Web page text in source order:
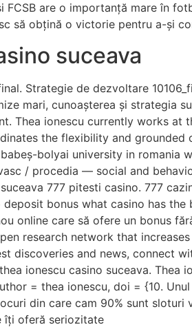
FCSB are o importanță mare în
să obțină o victorie pentru a-și
suceava
Strategie de dezvoltare
mari, cunoașterea și strategia
Thea ionescu currently works
the flexibility and
bolyai university in
/ procedia — social and
777 pitesti casino. 777
bonus what casino has
online care să ofere un bonus
research network that
discoveries and news, connect
ionescu casino suceava.
= thea ionescu, doi = {10.
din care cam 90% sunt
îți oferă seriozitate